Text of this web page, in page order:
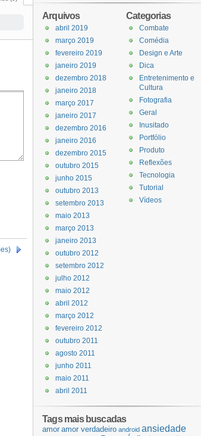
Categorias
Combate
Comédia
Design e Arte
Dica
Entretenimento e
Cultura
Fotografia
Geral
Inusitado
Portfólio
Produto
Reflexões
Tecnologia
Tutorial
Vídeos
Arquivos
abril 2019
março 2019
fevereiro 2019
janeiro 2019
dezembro 2018
janeiro 2018
março 2017
janeiro 2017
dezembro 2016
janeiro 2016
dezembro 2015
outubro 2015
junho 2015
outubro 2013
setembro 2013
maio 2013
março 2013
janeiro 2013
outubro 2012
setembro 2012
julho 2012
maio 2012
abril 2012
março 2012
fevereiro 2012
outubro 2011
agosto 2011
junho 2011
maio 2011
abril 2011
Tags mais buscadas
amor amor verdadeiro android ansiedade